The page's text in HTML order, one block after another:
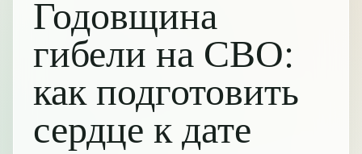
Годовщина
гибели на СВО:
как подготовить
сердце к дате